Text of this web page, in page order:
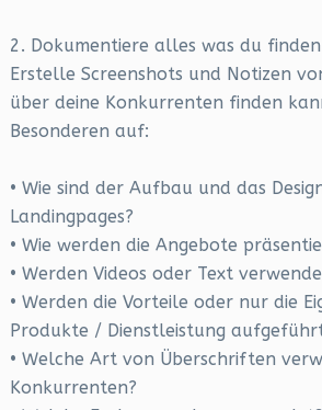
2. Dokumentiere alles was du
Erstelle Screenshots und Notizen
über deine Konkurrenten finden
Besonderen auf:
• Wie sind der Aufbau und das
Landingpages?
• Wie werden die Angebote
• Werden Videos oder Text
• Werden die Vorteile oder nur die
Produkte / Dienstleistung
• Welche Art von Überschriften
Konkurrenten?